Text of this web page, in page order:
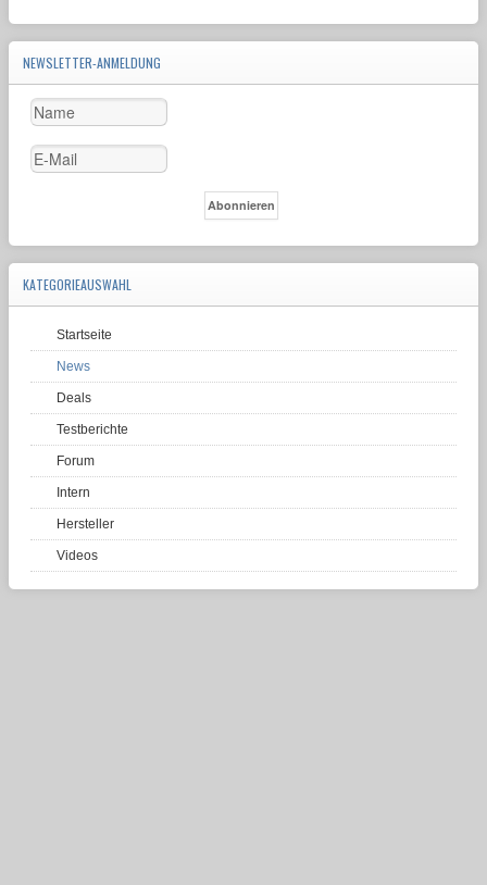
NEWSLETTER-ANMELDUNG
KATEGORIEAUSWAHL
Startseite
News
Deals
Testberichte
Forum
Intern
Hersteller
Videos